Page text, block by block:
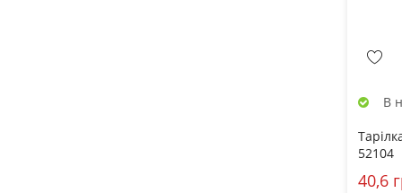
В
52104
40,6